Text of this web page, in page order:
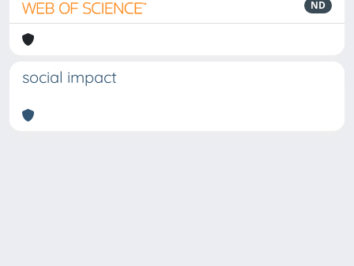
ND
social impact